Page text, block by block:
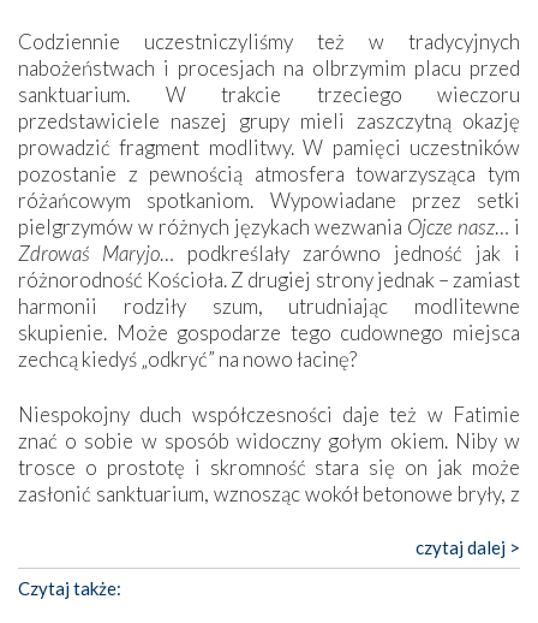
Codziennie uczestniczyliśmy też w tradycyjnych
nabożeństwach i procesjach na olbrzymim placu przed
sanktuarium. W trakcie trzeciego wieczoru
przedstawiciele naszej grupy mieli zaszczytną okazję
prowadzić fragment modlitwy. W pamięci uczestników
pozostanie z pewnością atmosfera towarzysząca tym
różańcowym spotkaniom. Wypowiadane przez setki
pielgrzymów w różnych językach wezwania Ojcze nasz… i
Zdrowaś Maryjo… podkreślały zarówno jedność jak i
różnorodność Kościoła. Z drugiej strony jednak – zamiast
harmonii rodziły szum, utrudniając modlitewne
skupienie. Może gospodarze tego cudownego miejsca
zechcą kiedyś „odkryć” na nowo łacinę?
Niespokojny duch współczesności daje też w Fatimie
znać o sobie w sposób widoczny gołym okiem. Niby w
trosce o prostotę i skromność stara się on jak może
zasłonić sanktuarium, wznosząc wokół betonowe bryły, z
katolickiego kultu. Tylko co wspólnego z żywą,
autentyczną wiarą mogą mieć płaskie, szare bunkry albo
kaplice, w których Tabernakulum przypomina bardziej
czytaj dalej >
Czytaj także: